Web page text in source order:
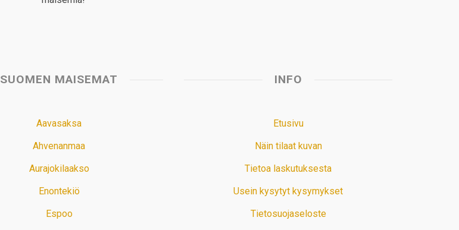
SUOMEN MAISEMAT
Aavasaksa
Ahvenanmaa
Aurajokilaakso
Enontekiö
Espoo
INFO
Etusivu
Näin tilaat kuvan
Tietoa laskutuksesta
Usein kysytyt kysymykset
Tietosuojaseloste